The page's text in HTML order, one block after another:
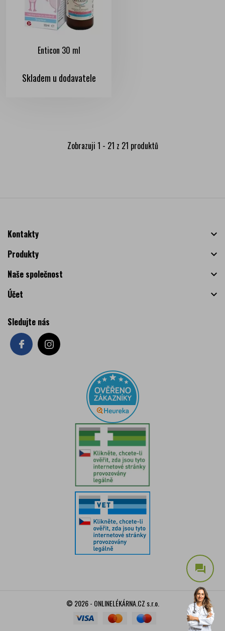
Enticon 30 ml
Skladem u dodavatele
Zobrazuji 1 - 21 z 21 produktů
Kontakty

Produkty

Naše společnost

Účet

Sledujte nás
question_answer
© 2026 - ONLINELÉKÁRNA.CZ s.r.o.